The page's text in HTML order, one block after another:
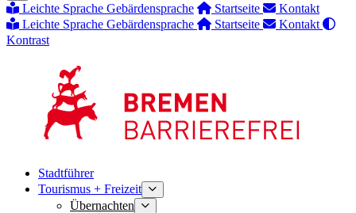
Leichte Sprache Gebärdensprache Startseite
Kontakt
Leichte Sprache Gebärdensprache Startseite
Kontakt
Kontrast
Stadtführer
Tourismus + Freizeit
Übernachten